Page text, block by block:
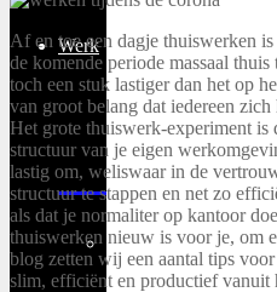
Werk
Thuiswerken
Af en toe een dagje thuiswerken
de komende periode massaal
toch een stuk lastiger dan het op
van groot belang dat iedereen
Het grote thuiswerk-experiment is
structuur van je eigen
lastig om, weliswaar in de
structuur te stappen en net zo
als dat je normaliter op kantoor
thuiswerken nieuw is voor je, om
blog zetten wij een aantal tips
slim, efficiënt en productief vanuit